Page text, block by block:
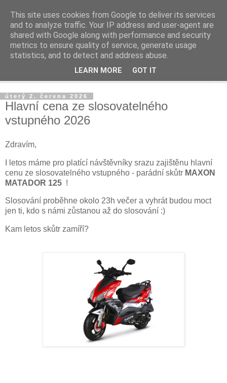
úterý 2. června 2026
Hlavní cena ze slosovatelného
vstupného 2026
Zdravím,
I letos máme pro platící návštěvníky srazu zajištěnu hlavní
cenu ze slosovatelného vstupného - parádní skůtr MAXON
MATADOR 125 !
Slosování proběhne okolo 23h večer a vyhrát budou moct
jen ti, kdo s námi zůstanou až do slosování :)
Kam letos skůtr zamíří?
This site uses cookies from Google to deliver its services
and to analyze traffic. Your IP address and user-agent are
shared with Google along with performance and security
metrics to ensure quality of service, generate usage
statistics, and to detect and address abuse.
LEARN MORE GOT IT